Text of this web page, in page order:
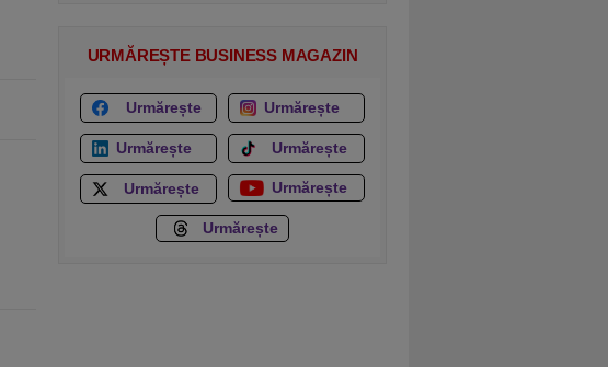
URMĂREȘTE BUSINESS MAGAZIN
Urmărește Urmărește
Urmărește Urmărește
Urmărește Urmărește
Urmărește